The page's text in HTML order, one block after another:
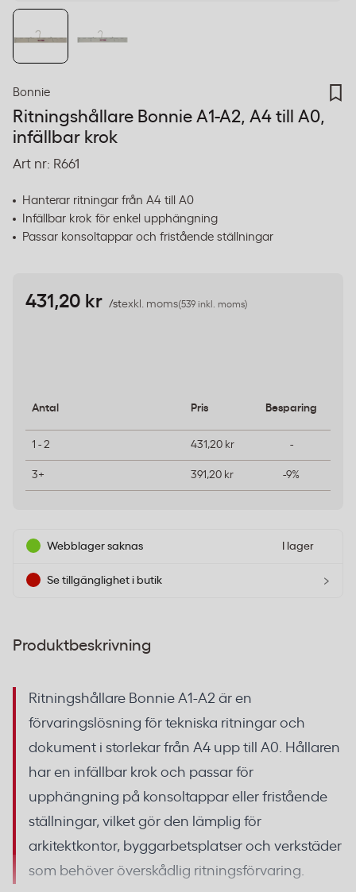
Bonnie
Ritningshållare Bonnie A1-A2, A4 till A0,
infällbar krok
Art nr: R661
Hanterar ritningar från A4 till A0
Infällbar krok för enkel upphängning
Passar konsoltappar och fristående ställningar
431,20 kr /stexkl. moms(539 inkl. moms)
Antal Pris Besparing
1 - 2 431,20 kr -
3+ 391,20 kr -9%
Webblager saknas I lager
Se tillgänglighet i butik ›
Produktbeskrivning
Ritningshållare Bonnie A1-A2 är en
förvaringslösning för tekniska ritningar och
dokument i storlekar från A4 upp till A0. Hållaren
har en infällbar krok och passar för
upphängning på konsoltappar eller fristående
ställningar, vilket gör den lämplig för
arkitektkontor, byggarbetsplatser och verkstäder
som behöver överskådlig ritningsförvaring.